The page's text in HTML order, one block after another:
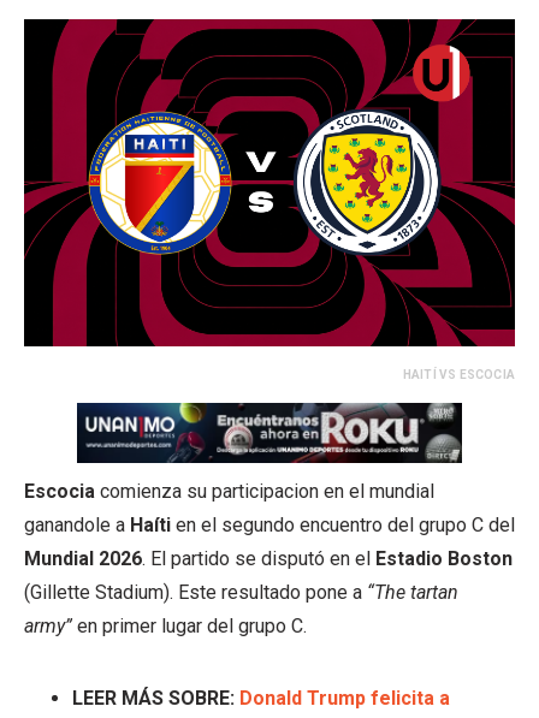
HAITÍ VS ESCOCIA
Escocia comienza su participacion en el mundial
ganandole a Haíti en el segundo encuentro del grupo C del
Mundial 2026. El partido se disputó en el Estadio Boston
(Gillette Stadium). Este resultado pone a “The tartan
army” en primer lugar del grupo C.
LEER MÁS SOBRE: Donald Trump felicita a